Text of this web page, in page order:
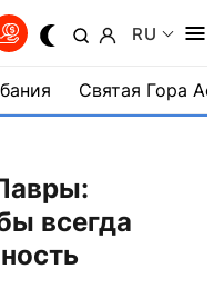
RU
Святая Гора
всегда